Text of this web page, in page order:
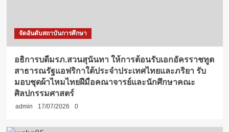
จัดอันดับสถาบันการศึกษา
อธิการบดีมรภ.สวนสุนันทา ให้การต้อนรับเอกอัครราชทูต
สาธารณรัฐแอฟริกาใต้ประจำประเทศไทยและภริยา รับ
มอบชุดผ้าไหมไทยฝีมือคณาจารย์และนักศึกษาคณะ
ศิลปกรรมศาสตร์
admin 17/07/2026 0